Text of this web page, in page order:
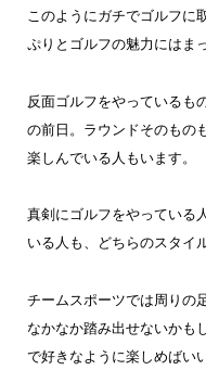
このようにガチでゴルフに
ぷりとゴルフの魅力にはま
反面ゴルフをやっているも
の前日。ラウンドそのもの
楽しんでいる人もいます。
真剣にゴルフをやっている
いる人も、どちらのスタイ
チームスポーツでは周りの
なかなか踏み出せないかも
で好きなように楽しめばい